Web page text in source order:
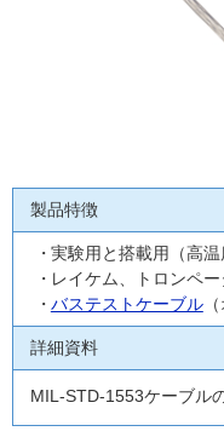
製品特徴
実験用と搭載用（高
レイケム、トロンペ
バステストケーブル（
詳細資料
MIL-STD-1553ケーブル